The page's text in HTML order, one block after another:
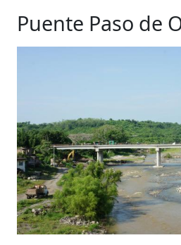
Puente Paso de